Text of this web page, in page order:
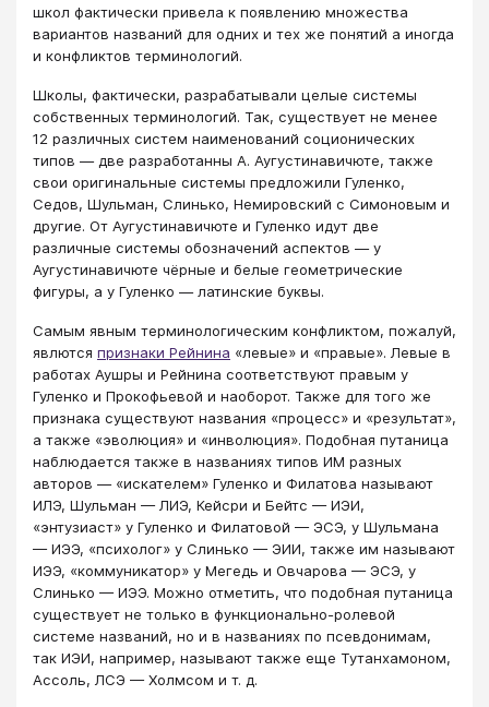
школ фактически привела к появлению множества
вариантов названий для одних и тех же понятий а иногда
и конфликтов терминологий.
Школы, фактически, разрабатывали целые системы
собственных терминологий. Так, существует не менее
12 различных систем наименований соционических
типов — две разработанны А. Аугустинавичюте, также
свои оригинальные системы предложили Гуленко,
Седов, Шульман, Слинько, Немировский с Симоновым и
другие. От Аугустинавичюте и Гуленко идут две
различные системы обозначений аспектов — у
Аугустинавичюте чёрные и белые геометрические
фигуры, а у Гуленко — латинские буквы.
Самым явным терминологическим конфликтом, пожалуй,
явлются признаки Рейнина «левые» и «правые». Левые в
работах Аушры и Рейнина соответствуют правым у
Гуленко и Прокофьевой и наоборот. Также для того же
признака существуют названия «процесс» и «результат»,
а также «эволюция» и «инволюция». Подобная путаница
наблюдается также в названиях типов ИМ разных
авторов — «искателем» Гуленко и Филатова называют
ИЛЭ, Шульман — ЛИЭ, Кейсри и Бейтс — ИЭИ,
«энтузиаст» у Гуленко и Филатовой — ЭСЭ, у Шульмана
— ИЭЭ, «психолог» у Слинько — ЭИИ, также им называют
ИЭЭ, «коммуникатор» у Мегедь и Овчарова — ЭСЭ, у
Слинько — ИЭЭ. Можно отметить, что подобная путаница
существует не только в функционально-ролевой
системе названий, но и в названиях по псевдонимам,
так ИЭИ, например, называют также еще Тутанхамоном,
Ассоль, ЛСЭ — Холмсом и т. д.